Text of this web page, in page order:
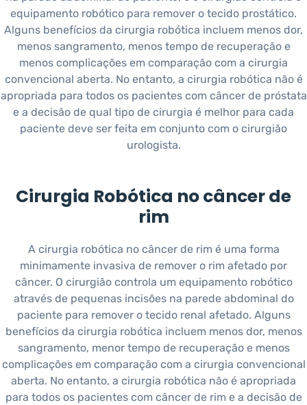
equipamento robótico para remover o tecido prostático.
Alguns benefícios da cirurgia robótica incluem menos dor,
menos sangramento, menos tempo de recuperação e
menos complicações em comparação com a cirurgia
convencional aberta. No entanto, a cirurgia robótica não é
apropriada para todos os pacientes com câncer de próstata
e a decisão de qual tipo de cirurgia é melhor para cada
paciente deve ser feita em conjunto com o cirurgião
urologista.
Cirurgia Robótica no câncer de
rim
A cirurgia robótica no câncer de rim é uma forma
minimamente invasiva de remover o rim afetado por
câncer. O cirurgião controla um equipamento robótico
através de pequenas incisões na parede abdominal do
paciente para remover o tecido renal afetado. Alguns
benefícios da cirurgia robótica incluem menos dor, menos
sangramento, menor tempo de recuperação e menos
complicações em comparação com a cirurgia convencional
aberta. No entanto, a cirurgia robótica não é apropriada
para todos os pacientes com câncer de rim e a decisão de